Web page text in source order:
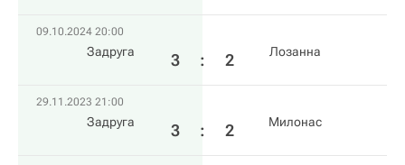
09.10.2024 20:00
Задруга 3 : 2 Лозанна
29.11.2023 21:00
Задруга 3 : 2 Милонас